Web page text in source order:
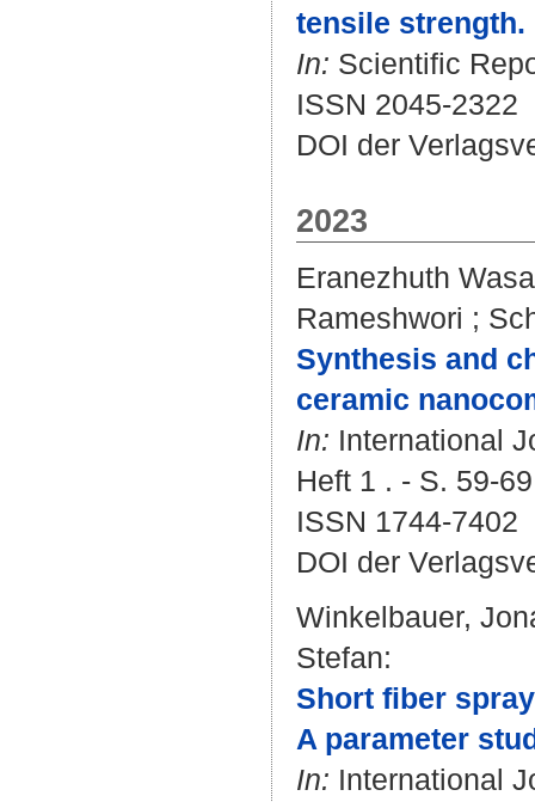
tensile strength.
In: Scientific
ISSN 2045-2322
DOI der
2023
Eranezhuth
Rameshwori ;
Synthesis and
ceramic
In: International
Heft 1 . - S. 59-
ISSN 1744-7402
DOI der
Winkelbauer,
Stefan:
Short fiber
A parameter
In: International